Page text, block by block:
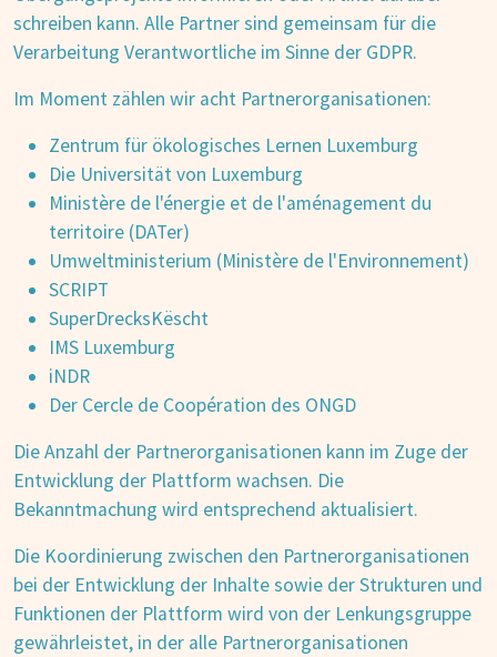
schreiben kann. Alle Partner sind gemeinsam für die
Verarbeitung Verantwortliche im Sinne der GDPR.
Im Moment zählen wir acht Partnerorganisationen:
Zentrum für ökologisches Lernen Luxemburg
Die Universität von Luxemburg
Ministère de l'énergie et de l'aménagement du
territoire (DATer)
Umweltministerium (Ministère de l'Environnement)
SCRIPT
SuperDrecksKëscht
IMS Luxemburg
iNDR
Der Cercle de Coopération des ONGD
Die Anzahl der Partnerorganisationen kann im Zuge der
Entwicklung der Plattform wachsen. Die
Bekanntmachung wird entsprechend aktualisiert.
Die Koordinierung zwischen den Partnerorganisationen
bei der Entwicklung der Inhalte sowie der Strukturen und
Funktionen der Plattform wird von der Lenkungsgruppe
gewährleistet, in der alle Partnerorganisationen